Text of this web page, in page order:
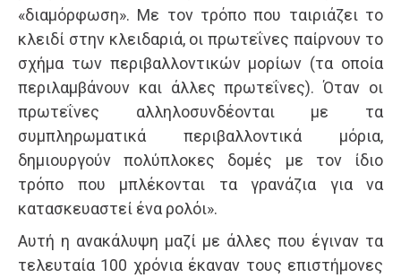
«διαμόρφωση». Με τον τρόπο που ταιριάζει το
κλειδί στην κλειδαριά, οι πρωτεΐνες παίρνουν το
σχήμα των περιβαλλοντικών μορίων (τα οποία
περιλαμβάνουν και άλλες πρωτεΐνες). Όταν οι
πρωτεΐνες αλληλοσυνδέονται με τα
συμπληρωματικά περιβαλλοντικά μόρια,
δημιουργούν πολύπλοκες δομές με τον ίδιο
τρόπο που μπλέκονται τα γρανάζια για να
κατασκευαστεί ένα ρολόι».
Αυτή η ανακάλυψη μαζί με άλλες που έγιναν τα
τελευταία 100 χρόνια έκαναν τους επιστήμονες